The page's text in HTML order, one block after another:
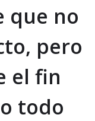
que no
pero
el fin
todo